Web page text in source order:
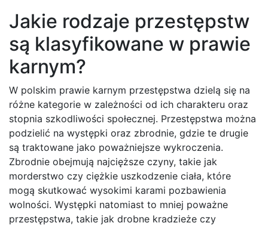
Jakie rodzaje przestępstw
są klasyfikowane w prawie
karnym?
W polskim prawie karnym przestępstwa dzielą się na
różne kategorie w zależności od ich charakteru oraz
stopnia szkodliwości społecznej. Przestępstwa można
podzielić na występki oraz zbrodnie, gdzie te drugie
są traktowane jako poważniejsze wykroczenia.
Zbrodnie obejmują najcięższe czyny, takie jak
morderstwo czy ciężkie uszkodzenie ciała, które
mogą skutkować wysokimi karami pozbawienia
wolności. Występki natomiast to mniej poważne
przestępstwa, takie jak drobne kradzieże czy